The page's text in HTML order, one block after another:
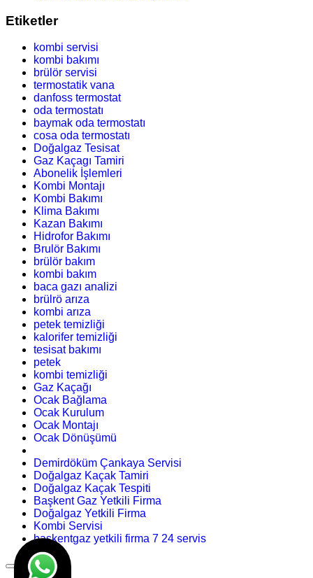
Etiketler
kombi servisi
kombi bakımı
brülör servisi
termostatik vana
danfoss termostat
oda termostatı
baymak oda termostatı
cosa oda termostatı
Doğalgaz Tesisat
Gaz Kaçagı Tamiri
Abonelik İşlemleri
Kombi Montajı
Kombi Bakımı
Klima Bakımı
Kazan Bakımı
Hidrofor Bakımı
Brulör Bakımı
brülör bakım
kombi bakım
baca gazı analizi
brülrö arıza
kombi arıza
petek temizliği
kalorifer temizliği
tesisat bakımı
petek
kombi temizliği
Gaz Kaçağı
Ocak Bağlama
Ocak Kurulum
Ocak Montajı
Ocak Dönüşümü
Demirdöküm Çankaya Servisi
Doğalgaz Kaçak Tamiri
Doğalgaz Kaçak Tespiti
Başkent Gaz Yetkili Firma
Doğalgaz Yetkili Firma
Kombi Servisi
başkentgaz yetkili firma 7 24 servis